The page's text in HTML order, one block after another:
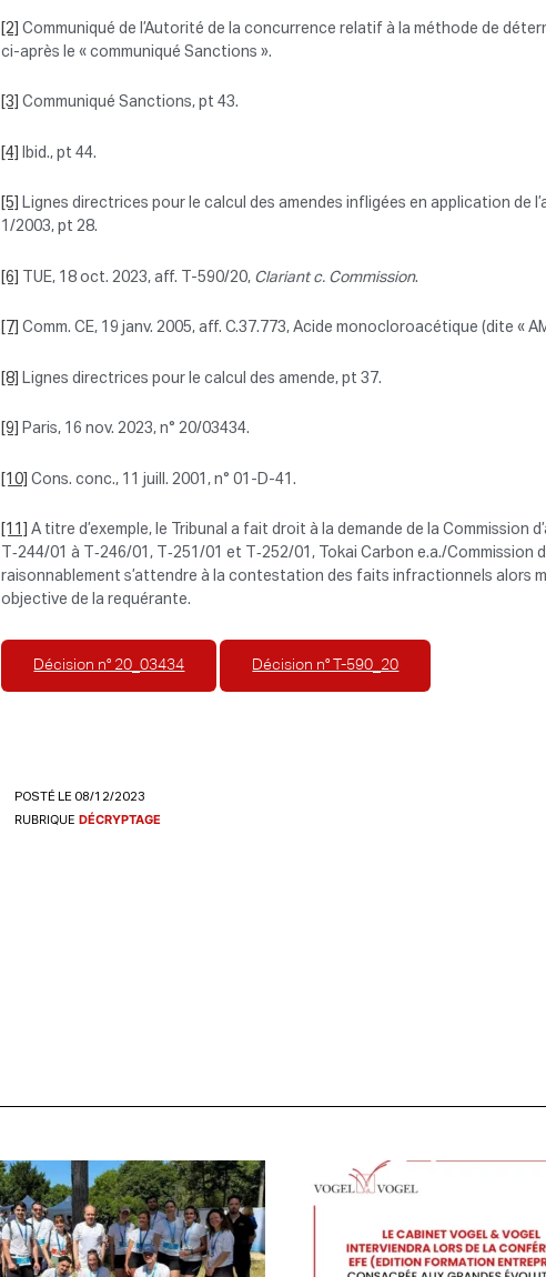
[2] Communiqué de l’Autorité de la concurrence relatif à la méthode de
ci-après le « communiqué Sanctions ».
[3] Communiqué Sanctions, pt 43.
[4] Ibid., pt 44.
[5]
Lignes directrices pour le calcul des amendes infligées en application de
1/2003, pt 28.
[6] TUE, 18 oct. 2023, aff. T-590/20, Clariant c. Commission.
[7] Comm. CE, 19 janv. 2005, aff. C.37.773, Acide monocloroacétique (dite «
[8] Lignes directrices pour le calcul des amende, pt 37.
[9] Paris, 16 nov. 2023, n° 20/03434.
[10] Cons. conc., 11 juill. 2001, n° 01-D-41.
[11]
A titre d’exemple, le Tribunal a fait droit à la demande de la Commission
T‑244/01 à T‑246/01, T‑251/01 et T‑252/01, Tokai Carbon e.a./
raisonnablement s’attendre à la contestation des faits infractionnels alors
objective de la requérante.
Décision n° 20_03434 Décision n° T-590_20
POSTÉ LE 08/12/2023
RUBRIQUEDÉCRYPTAGE